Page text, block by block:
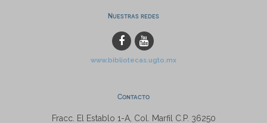
Nuestras redes
www.bibliotecas.ugto.mx
Contacto
Fracc. El Establo 1-A, Col. Marfil C.P. 36250